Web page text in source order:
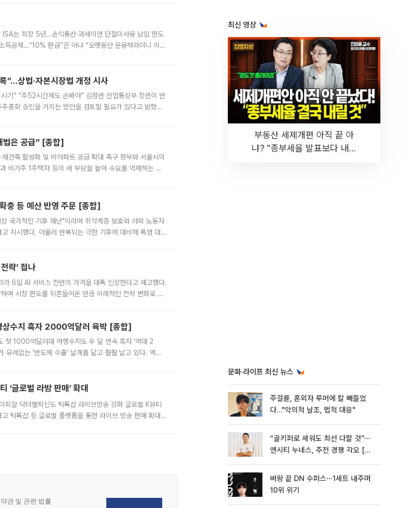
는 최장 5년…손익통산·과세이연 단절미사용 납입 한도
공제…“10% 환급”은 아냐 “오랫동안 운용하라더니 이제
”…상법·자본시장법 개정 시사
기” “주52시간제도 손봐야” 김정관 산업통상부 장관이 반
총회 승인을 거치는 방안을 검토할 필요가 있다고 밝혔다.
법은 공급” [종합]
건축 활성화 및 비아파트 공급 확대 촉구 정부와 서울시의
비거주 1주택자 등의 세 부담을 높여 수요를 억제하는 카
충 등 예산 반영 주문 [종합]
국가적인 기후 재난"이라며 취약계층 보호와 야외 노동자
지시했다. 아울러 반복되는 극한 기후에 대비해 폭염 대응
략’ 접나
6일 AI 서비스 전반의 가격을 대폭 인상한다고 예고했다.
며 시장 판도를 뒤흔들어온 만큼 이례적인 전략 변화로 평
상수지 흑자 2000억달러 육박 [종합]
1000억달러대 여행수지도 두 달 연속 흑자 '역대 2
례없는 '반도체 수출' 날개를 달고 훨훨 날고 있다. 역대
‘글로벌 라방 판매’ 확대
알·닥터멜락신도 틱톡샵 라이브방송 강화 글로벌 K뷰티
틱톡샵 등 글로벌 플랫폼을 통한 라이브 방송 판매 확대에
최신 영상
부동산 세제개편 아직 끝 아
냐? "종부세율 발표보다 내릴
문화·라이프 최신 뉴스
주걸륜, 혼외자 루머에 칼 빼들었
다…"악의적 날조, 법적 대응"
“골키퍼로 세워도 최선 다할 것”⋯
맨시티 누네스, 주전 경쟁 각오 [인
벼랑 끝 DN 수퍼스⋯1세트 내주며
10위 위기